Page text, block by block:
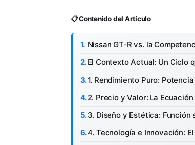
📋 Contenido del Artículo
Nissan GT-R vs. la
El Contexto Actual: Un Ciclo
1. Rendimiento Puro:
2. Precio y Valor: La
3. Diseño y Estética: Función
4. Tecnología e Innovación: